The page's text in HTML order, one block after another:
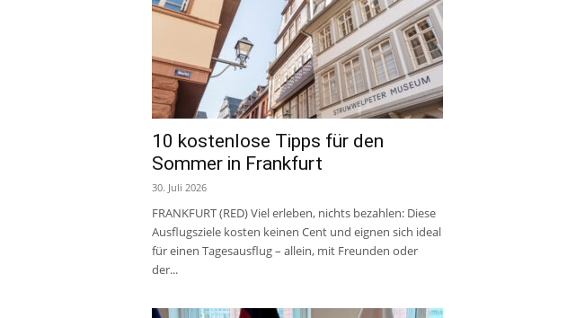
10 kostenlose Tipps für den
Sommer in Frankfurt
30. Juli 2026
FRANKFURT (RED) Viel erleben, nichts bezahlen: Diese
Ausflugsziele kosten keinen Cent und eignen sich ideal
für einen Tagesausflug – allein, mit Freunden oder
der...